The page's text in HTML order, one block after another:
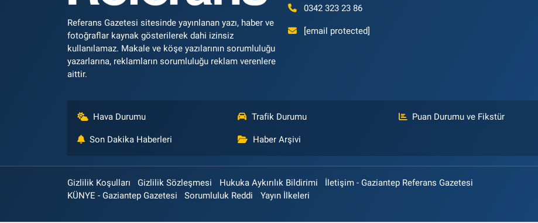
Referans Gazetesi sitesinde yayınlanan yazı, haber ve
fotoğraflar kaynak gösterilerek dahi izinsiz
kullanılamaz. Makale ve köşe yazılarının sorumluluğu
yazarlarına, reklamların sorumluluğu reklam verenlere
aittir.
0342 323 23 86
[email protected]
Hava Durumu Trafik Durumu Puan Durumu ve Fikstür
Son Dakika Haberleri Haber Arşivi
Gizlilik Koşulları Gizlilik Sözleşmesi Hukuka Aykırılık Bildirimi
İletişim - Gaziantep Referans Gazetesi
KÜNYE - Gaziantep Gazetesi
Sorumluluk Reddi Yayın İlkeleri